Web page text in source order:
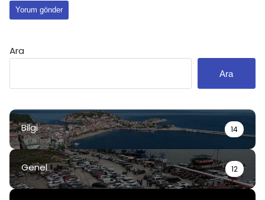
Ara
Ara
Bilgi 14
Genel 12